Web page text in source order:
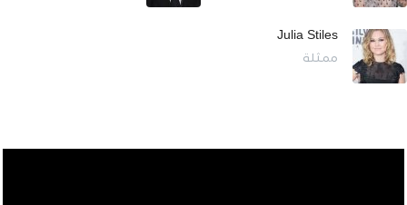
Julia Stiles
ممثلة